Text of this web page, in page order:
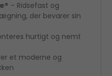
– Ridsefast og
der bevarer sin
hurtigt og nemt
et moderne og